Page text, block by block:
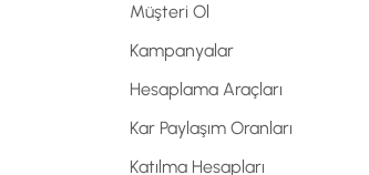
Müşteri Ol
Kampanyalar
Hesaplama Araçları
Kar Paylaşım Oranları
Katılma Hesapları